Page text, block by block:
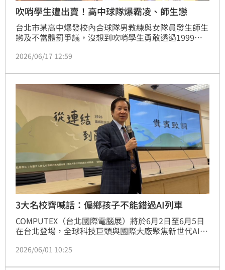
吹哨學生遭出賣！高中球隊爆霸凌、師生戀
台北市某高中爆發校內合球隊男教練與女隊員發生師生
戀及不當體罰爭議，沒想到吹哨學生勇敢透過1999市
洩」。舉報學生隨後甚至遭校方強力施壓，被迫以荒謬
時任台北市教育局性平承辦人員王家慶因涉犯洩密罪正
式遭到起訴；而校內主任教官林家豪則因主動坦承犯
行，獲檢方聲請簡易判決處刑。
2026/06/17 12:59
3大名校齊喊話：偏鄉孩子不能錯過AI列車
COMPUTEX（台北國際電腦展）將於6月2日至6月5日
在台北登場，全球科技巨頭與國際大廠聚焦新世代AI算
會的轉折點，東海、台師大、北教大與游榮吉教育基金
2026/06/01 10:25